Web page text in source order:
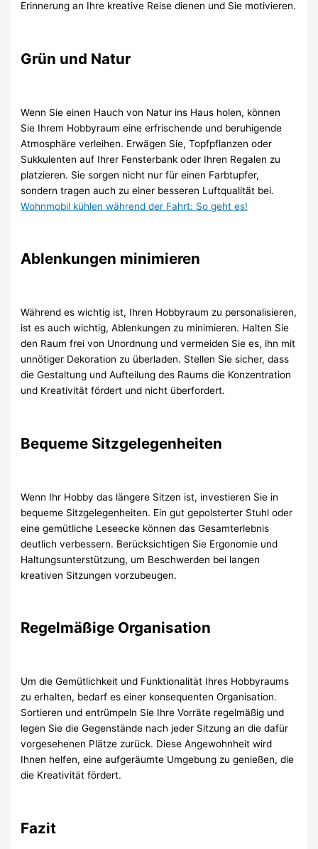
Erinnerung an Ihre kreative Reise dienen und Sie motivieren.
Grün und Natur
Wenn Sie einen Hauch von Natur ins Haus holen, können
Sie Ihrem Hobbyraum eine erfrischende und beruhigende
Atmosphäre verleihen. Erwägen Sie, Topfpflanzen oder
Sukkulenten auf Ihrer Fensterbank oder Ihren Regalen zu
platzieren. Sie sorgen nicht nur für einen Farbtupfer,
sondern tragen auch zu einer besseren Luftqualität bei.
Wohnmobil kühlen während der Fahrt: So geht es!
Ablenkungen minimieren
Während es wichtig ist, Ihren Hobbyraum zu personalisieren,
ist es auch wichtig, Ablenkungen zu minimieren. Halten Sie
den Raum frei von Unordnung und vermeiden Sie es, ihn mit
unnötiger Dekoration zu überladen. Stellen Sie sicher, dass
die Gestaltung und Aufteilung des Raums die Konzentration
und Kreativität fördert und nicht überfordert.
Bequeme Sitzgelegenheiten
Wenn Ihr Hobby das längere Sitzen ist, investieren Sie in
bequeme Sitzgelegenheiten. Ein gut gepolsterter Stuhl oder
eine gemütliche Leseecke können das Gesamterlebnis
deutlich verbessern. Berücksichtigen Sie Ergonomie und
Haltungsunterstützung, um Beschwerden bei langen
kreativen Sitzungen vorzubeugen.
Regelmäßige Organisation
Um die Gemütlichkeit und Funktionalität Ihres Hobbyraums
zu erhalten, bedarf es einer konsequenten Organisation.
Sortieren und entrümpeln Sie Ihre Vorräte regelmäßig und
legen Sie die Gegenstände nach jeder Sitzung an die dafür
vorgesehenen Plätze zurück. Diese Angewohnheit wird
Ihnen helfen, eine aufgeräumte Umgebung zu genießen, die
die Kreativität fördert.
Fazit